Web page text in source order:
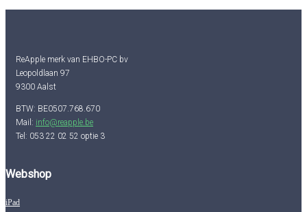
ReApple merk van EHBO-PC bv
Leopoldlaan 97
9300 Aalst
BTW: BE0507.768.670
Mail: info@reapple.be
Tel: 053 22 02 52 optie 3
Webshop
iPad